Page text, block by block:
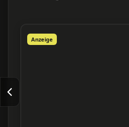
Anzeige